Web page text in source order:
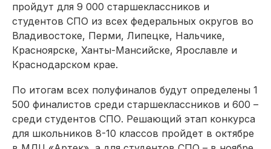
пройдут для 9 000 старшеклассников и
студентов СПО из всех федеральных округов во
Владивостоке, Перми, Липецке, Нальчике,
Красноярске, Ханты-Мансийске, Ярославле и
Краснодарском крае.
По итогам всех полуфиналов будут определены 1
500 финалистов среди старшеклассников и 600 –
среди студентов СПО. Решающий этап конкурса
для школьников 8-10 классов пройдет в октябре